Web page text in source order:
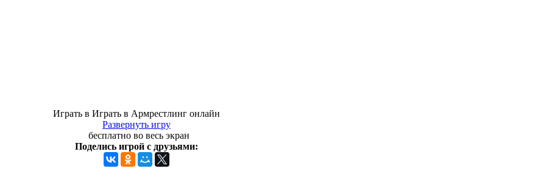
Играть в Играть в Армрестлинг онлайн
Развернуть игру
бесплатно во весь экран
Поделись игрой с друзьями: